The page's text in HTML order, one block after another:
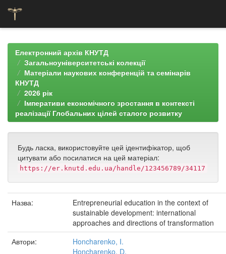
navigationЕлектронний архів КНУТД
Загальноуніверситетські колекції
Матеріали наукових конференцій та семінарів
КНУТД
2026 рік
Імперативи економічного зростання в контексті
реалізації Глобальних цілей сталого розвитку
Будь ласка, використовуйте цей ідентифікатор, щоб
цитувати або посилатися на цей матеріал:
https://er.knutd.edu.ua/handle/123456789/34117
Назва:
Entrepreneurial education in the context of
sustainable development: international
approaches and directions of transformation
Автори:
Honcharenko, I.
Honcharenko, D.